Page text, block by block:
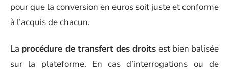
pour que la conversion en euros soit juste et conforme
à l’acquis de chacun.
La procédure de transfert des droits est bien balisée
sur la plateforme. En cas d’interrogations ou de